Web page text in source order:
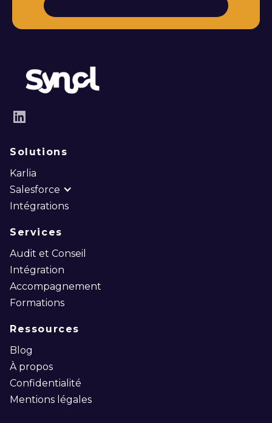
LinkedIn
Solutions
Karlia
Salesforce
Intégrations
Services
Audit et Conseil
Intégration
Accompagnement
Formations
Ressources
Blog
À propos
Confidentialité
Mentions légales